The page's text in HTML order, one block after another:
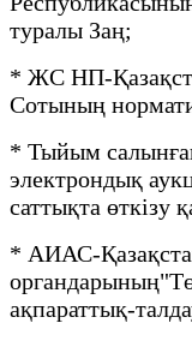
туралы Заң;
* ЖС НП-
Сотының
* Тыйым
электрондық
саттықта өткізу
* АИАС-
ақпараттық-